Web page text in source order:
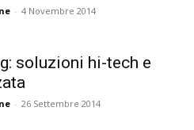
- 4 Novembre 2014
soluzioni hi-tech e
- 26 Settembre 2014